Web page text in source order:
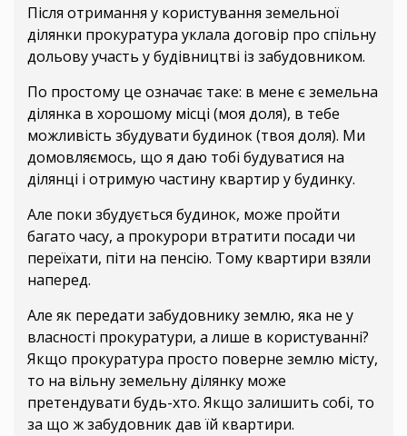
Після отримання у користування земельної
ділянки прокуратура уклала договір про спільну
дольову участь у будівництві із забудовником.
По простому це означає таке: в мене є земельна
ділянка в хорошому місці (моя доля), в тебе
можливість збудувати будинок (твоя доля). Ми
домовляємось, що я даю тобі будуватися на
ділянці і отримую частину квартир у будинку.
Але поки збудується будинок, може пройти
багато часу, а прокурори втратити посади чи
переїхати, піти на пенсію. Тому квартири взяли
наперед.
Але як передати забудовнику землю, яка не у
власності прокуратури, а лише в користуванні?
Якщо прокуратура просто поверне землю місту,
то на вільну земельну ділянку може
претендувати будь-хто. Якщо залишить собі, то
за що ж забудовник дав їй квартири.